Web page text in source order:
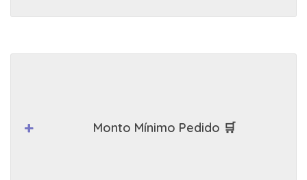
Monto Mínimo Pedido 🛒